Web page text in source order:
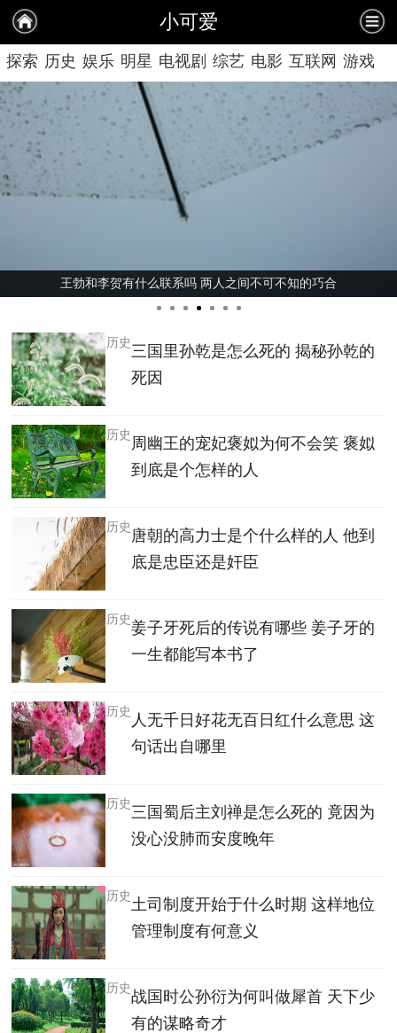
小可爱
探索 历史 娱乐 明星 电视剧 综艺 电影 互联网 游戏
情感
美女
王勃和李贺有什么联系吗 两人之间不可不知的巧合
三国里孙乾是怎么死的 揭秘孙乾的
死因
历史
周幽王的宠妃褒姒为何不会笑 褒姒
到底是个怎样的人
历史
唐朝的高力士是个什么样的人 他到
底是忠臣还是奸臣
历史
姜子牙死后的传说有哪些 姜子牙的
一生都能写本书了
历史
人无千日好花无百日红什么意思 这
句话出自哪里
历史
三国蜀后主刘禅是怎么死的 竟因为
没心没肺而安度晚年
历史
土司制度开始于什么时期 这样地位
管理制度有何意义
历史
战国时公孙衍为何叫做犀首 天下少
有的谋略奇才
历史